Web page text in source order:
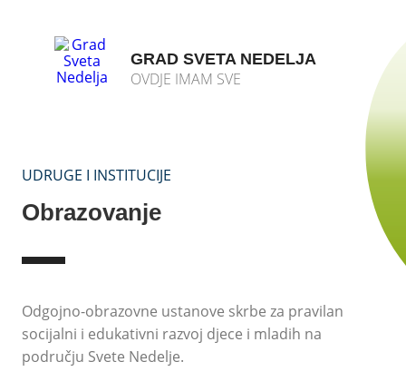
GRAD SVETA NEDELJA
OVDJE IMAM SVE
UDRUGE I INSTITUCIJE
Obrazovanje
Odgojno-obrazovne ustanove skrbe za pravilan
socijalni i edukativni razvoj djece i mladih na
području Svete Nedelje.